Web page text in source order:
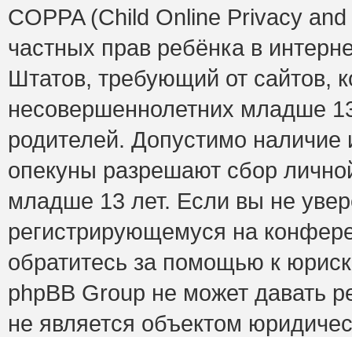
COPPA (Child Online Privacy
частных прав ребёнка в
Штатов, требующий от сайтов,
несовершеннолетних младше
родителей. Допустимо наличие
опекуны разрешают сбор
младше 13 лет. Если вы не
регистрирующемуся на
обратитесь за помощью к
phpBB Group не может давать
не является объектом